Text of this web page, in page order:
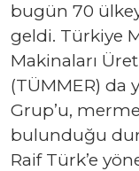
bugün 70
geldi. Türkiye
Makinaları
(TÜMMER) da
Grup’u,
bulunduğu
Raif Türk’e